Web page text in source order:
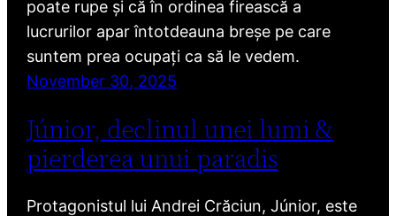
poate rupe și că în ordinea firească a
lucrurilor apar întotdeauna breșe pe care
suntem prea ocupați ca să le vedem.
November 30, 2025
Júnior, declinul unei lumi &
pierderea unui paradis
Protagonistul lui Andrei Crăciun, Júnior, este